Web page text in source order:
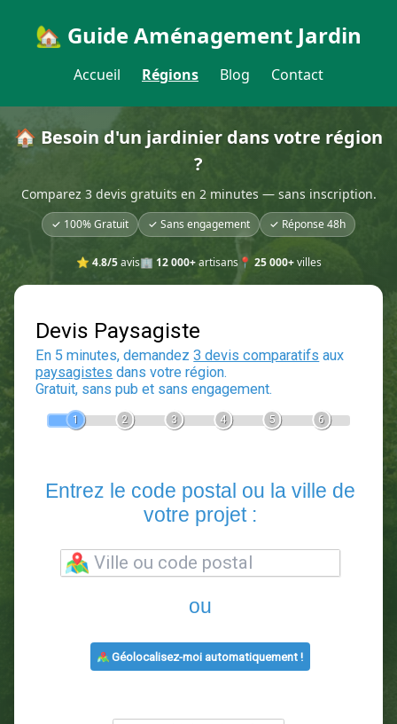
🏡 Guide Aménagement Jardin
Accueil Régions Blog Contact
🏠 Besoin d'un jardinier dans votre région
?
Comparez 3 devis gratuits en 2 minutes — sans inscription.
✓ 100% Gratuit ✓ Sans engagement ✓ Réponse 48h
⭐ 4.8/5avis🏢 12 000+artisans📍 25 000+villes
Devis Paysagiste
En 5 minutes, demandez3 devis comparatifs
2 3
Entrez le code postal ou la